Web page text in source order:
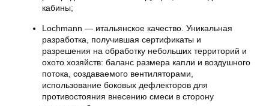
кабины;
Lochmann — итальянское качество. Уникальная
разработка, получившая сертификаты и
разрешения на обработку небольших территорий и
охото хозяйств: баланс размера капли и воздушного
потока, создаваемого вентиляторами,
использование боковых дефлекторов для
противостояния внесению смеси в сторону